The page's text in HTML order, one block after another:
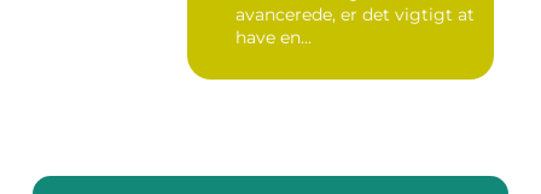
avancerede, er det vigtigt at
have en...